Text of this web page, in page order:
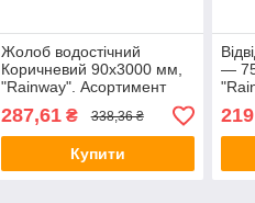
Жолоб водостічний
Коричневий 90х3000 мм,
"Rainway". Асортимент
кольорів.
287,61₴ 338,36 ₴
Купити
—